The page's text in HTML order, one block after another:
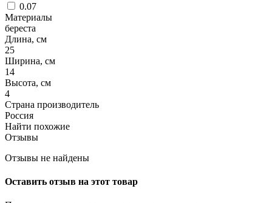
0.07
Материалы
береста
Длина, см
25
Ширина, см
14
Высота, см
4
Страна производитель
Россия
Найти похожие
Отзывы
Отзывы не найдены
Оставить отзыв на этот товар